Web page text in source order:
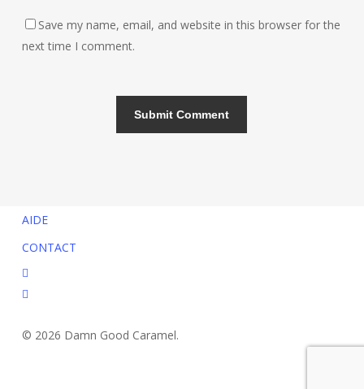
Save my name, email, and website in this browser for the
next time I comment.
AIDE
CONTACT
facebook
instagram
© 2026 Damn Good Caramel.